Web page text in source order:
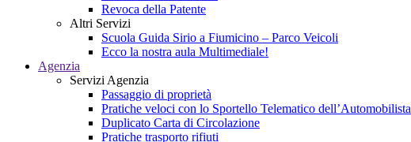
Revoca della Patente
Altri Servizi
Scuola Guida Sirio a Fiumicino – Parco Veicoli
Ecco la nostra aula Multimediale!
Agenzia
Servizi Agenzia
Passaggio di proprietà
Pratiche veloci con lo Sportello Telematico dell’Automobilista
Duplicato Carta di Circolazione
Pratiche trasporto rifiuti